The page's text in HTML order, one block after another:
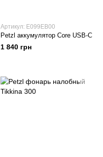
Артикул: E099EB00
Petzl аккумулятор Core USB-C
1 840 грн